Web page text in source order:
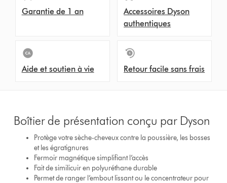
Garantie de 1 an
Accessoires Dyson
authentiques
Aide et soutien à vie Retour facile sans frais
Boîtier de présentation conçu par Dyson
Protège votre sèche-cheveux contre la poussière, les bosses
et les égratignures
Fermoir magnétique simplifiant l’accès
Fait de similicuir en polyuréthane durable
Permet de ranger l’embout lissant ou le concentrateur pour